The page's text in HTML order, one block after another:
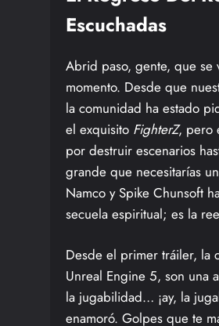
Escuchadas
Abrid paso, gente, que se
momento. Desde que
la comunidad ha estado
el exquisito FighterZ, pero
por destruir escenarios
grande que necesitarías
Namco y Spike Chunsoft
secuela espiritual; es la
Desde el primer tráiler, la
Unreal Engine 5, son una
la jugabilidad… ¡ay, la
enamoró. Golpes que te